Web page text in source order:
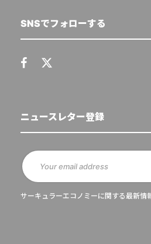
SNSでフォローする
ニュースレター登録
サーキュラーエコノミーに関する最新情